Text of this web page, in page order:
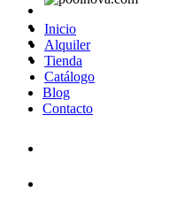
Inicio
Alquiler
Tienda
Catálogo
Blog
Contacto